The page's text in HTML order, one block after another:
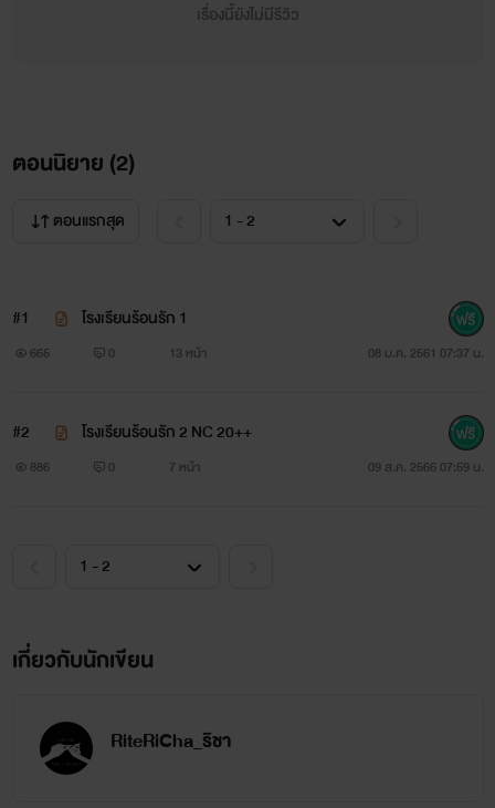
เหมียว
นิยายเรื่องนี้แต่งขึ้นตามจินตนการอันฟั่นเฟืองของไรท์เองนะ
คะ
อ่านเอามันเท่านั้นเน้อ อาจจะมีฉากล่อแหลมและสะท้อน
ด้านมืดหลายๆ อย่างก็อย่าได้ซีเครียดกันนะคะ มันคือนิยาย
เรื่องนี้ยังไม่มีรีวิว
ตอนนิยาย (2)
ตอนแรกสุด
#1 โรงเรียนร้อนรัก 1
665 0 13 หน้า 08 ม.ค. 2561 07:37 น.
#2 โรงเรียนร้อนรัก 2 NC 20++
886 0 7 หน้า 09 ส.ค. 2566 07:59 น.
เกี่ยวกับนักเขียน
RiteRiCha_ริชา